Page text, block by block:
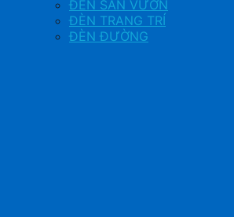
ĐÈN SÂN VƯỜN
ĐÈN TRANG TRÍ
ĐÈN ĐƯỜNG